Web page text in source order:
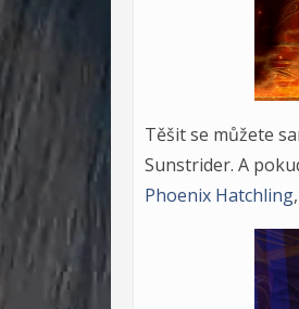
Těšit se můžete
Sunstrider. A
Phoenix Hatchling